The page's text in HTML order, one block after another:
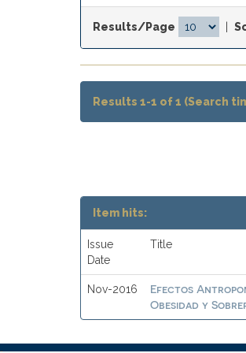
Results/Page
Results 1-1 of 1 (Search
Item hits:
Issue
Date
Title
Nov-2016
Efectos
Obesidad y